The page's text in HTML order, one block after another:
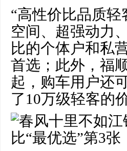
“高性价比品质
空间、超强动力
比的个体户和私
首选；此外，福
起，购车用户还
了10万级轻客的